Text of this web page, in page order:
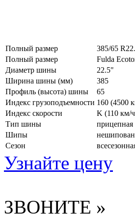
Полный размер
385/65
Полный размер
Fulda
Диаметр шины
22.5"
Ширина шины (мм)
385
Профиль (высота) шины
65
Индекс грузоподъемности 160 (4500
Индекс скорости
K (110 км/
Тип шины
прицепная
Шипы
Сезон
Узнайте цену
ЗВОНИТЕ »